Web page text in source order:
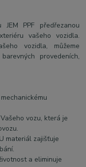
PPF předřezanou
vašeho vozidla.
vozidla, můžeme
provedeních,
vozu, která je
materiál zajišťuje
a eliminuje